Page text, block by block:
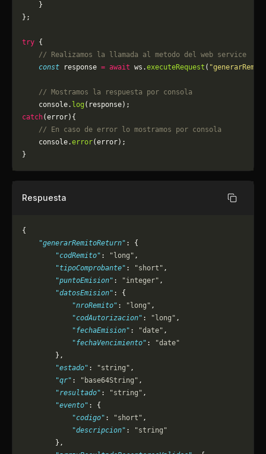
    }
};
try {
    // Realizamos la llamada al metodo del web service
    const
response = await ws.executeRequest (
    // Mostramos la respuesta por consola
    console.
log (response);
catch(error){
    // En caso de error lo mostramos por consola
	console.
error(error);
}
Respuesta Copiar
{
    "generarRemitoReturn"
: {
        "codRemito"
: "long" ,
        "tipoComprobante"
: "short" ,
        "puntoEmision"
: "integer" ,
        "datosEmision"
: {
            "nroRemito"
: "long" ,
            "codAutorizacion"
: "long" ,
            "fechaEmision"
: "date" ,
            "fechaVencimiento"
:
"date"
        },
        "estado"
: "string" ,
        "qr"
: "base64String" ,
        "resultado"
: "string" ,
        "evento"
: {
            "codigo"
: "short" ,
            "descripcion"
:
"string"
        },